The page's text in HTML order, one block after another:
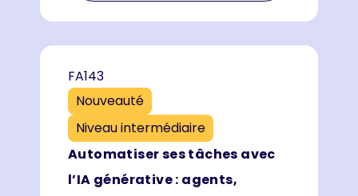
FA143
Nouveauté
Niveau intermédiaire
Automatiser ses tâches avec
l’IA générative : agents,